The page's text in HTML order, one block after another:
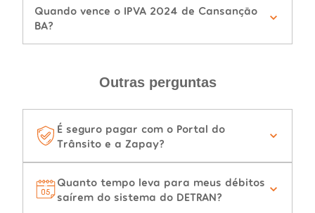
Quando vence o IPVA 2024 de Cansanção
BA?
Outras perguntas
É seguro pagar com o Portal do
Trânsito e a Zapay?
Quanto tempo leva para meus débitos
saírem do sistema do DETRAN?